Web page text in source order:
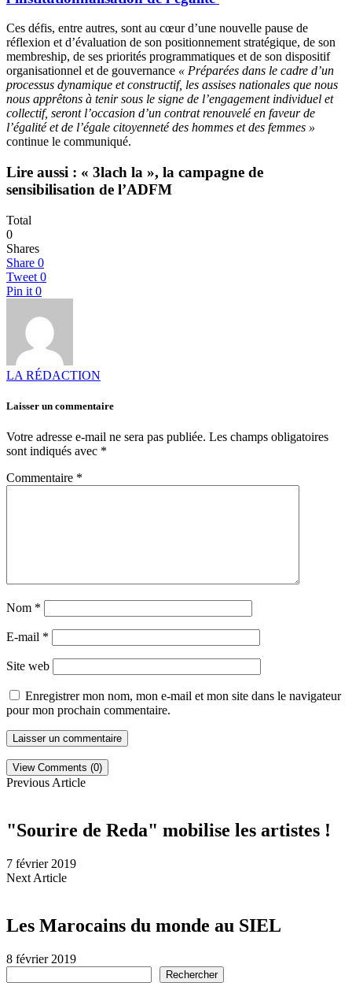
Ces défis, entre autres, sont au cœur d’une nouvelle pause de
réflexion et d’évaluation de son positionnement stratégique, de son
membreship, de ses priorités programmatiques et de son dispositif
organisationnel et de gouvernance « Préparées dans le cadre d’un
processus dynamique et constructif, les assises nationales que nous
nous apprêtons à tenir sous le signe de l’engagement individuel et
collectif, seront l’occasion d’un contrat renouvelé en faveur de
l’égalité et de l’égale citoyenneté des hommes et des femmes »
continue le communiqué.
Lire aussi : « 3lach la », la campagne de
sensibilisation de l’ADFM
Total
0
Shares
Share 0
Tweet 0
Pin it 0
LA RÉDACTION
Laisser un commentaire
Votre adresse e-mail ne sera pas publiée. Les champs obligatoires
sont indiqués avec *
Commentaire *
Nom *
E-mail *
Site web
Enregistrer mon nom, mon e-mail et mon site dans le navigateur
pour mon prochain commentaire.
View Comments (0)
Previous Article
"Sourire de Reda" mobilise les artistes !
7 février 2019
Next Article
Les Marocains du monde au SIEL
8 février 2019
Rechercher